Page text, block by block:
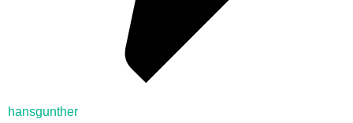
hansgunther